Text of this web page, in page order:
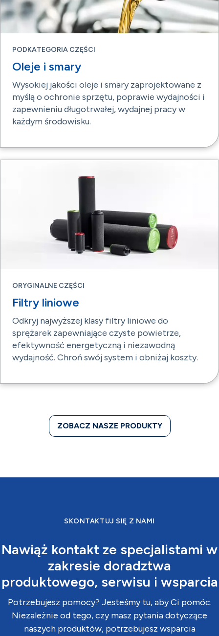
PODKATEGORIA CZĘŚCI
Oleje i smary
Wysokiej jakości oleje i smary zaprojektowane z
myślą o ochronie sprzętu, poprawie wydajności i
zapewnieniu długotrwałej, wydajnej pracy w
każdym środowisku.
ORYGINALNE CZĘŚCI
Filtry liniowe
Odkryj najwyższej klasy filtry liniowe do
sprężarek zapewniające czyste powietrze,
efektywność energetyczną i niezawodną
wydajność. Chroń swój system i obniżaj koszty.
ZOBACZ NASZE PRODUKTY
SKONTAKTUJ SIĘ Z NAMI
Nawiąż kontakt ze specjalistami w
zakresie doradztwa
produktowego, serwisu i wsparcia
Potrzebujesz pomocy? Jesteśmy tu, aby Ci pomóc.
Niezależnie od tego, czy masz pytania dotyczące
naszych produktów, potrzebujesz wsparcia